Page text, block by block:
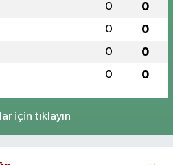
0 0
0 0
0 0
0 0
için tıklayın